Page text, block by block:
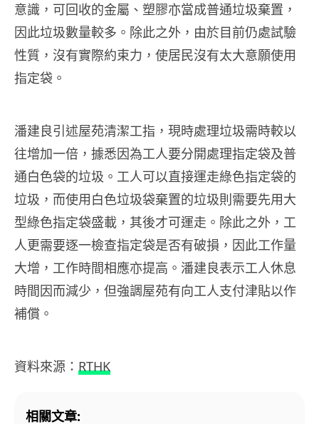
意識，可回收的金屬、塑膠亦當成普通垃圾棄置，
因此垃圾數量較多。除此之外，由於目前仍處試驗
性質，沒有實際約束力，使居民沒有太大意願使用
指定袋。
潘建良引述屋苑清潔工指，現時處理垃圾需時較以
往增加一倍，據悉因為工人要分開處理指定袋及普
通白色袋的垃圾。工人可以直接運走綠色指定袋的
垃圾，而使用白色垃圾袋棄置的垃圾則需要先用大
型綠色指定袋盛載，其後才可運走。除此之外，工
人更需要逐一檢查指定袋是否有破損，因此工作量
大增，工作時間相應亦提高。潘建良表示工人休息
時間因而減少，但強調屋苑有向工人支付津貼以作
補償。
資料來源： RTHK
相關文章: